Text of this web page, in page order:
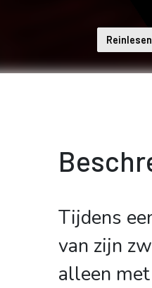
Reinlesen
Tijdens
van zijn
alleen